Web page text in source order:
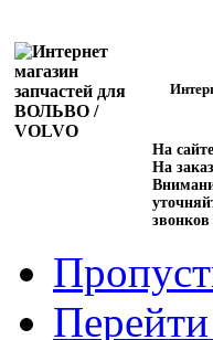
На
На